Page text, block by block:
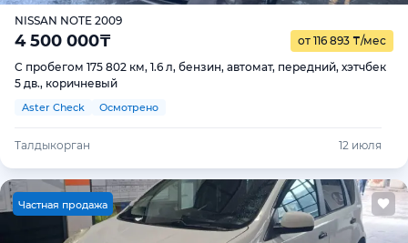
NISSAN NOTE 2009
4 500 000₸ от 116 893 ₸/мес
С пробегом 175 802 км, 1.6 л, бензин, автомат, передний, хэтчбек
5 дв., коричневый
Aster Check Осмотрено
Талдыкорган 12 июля
Частная продажа